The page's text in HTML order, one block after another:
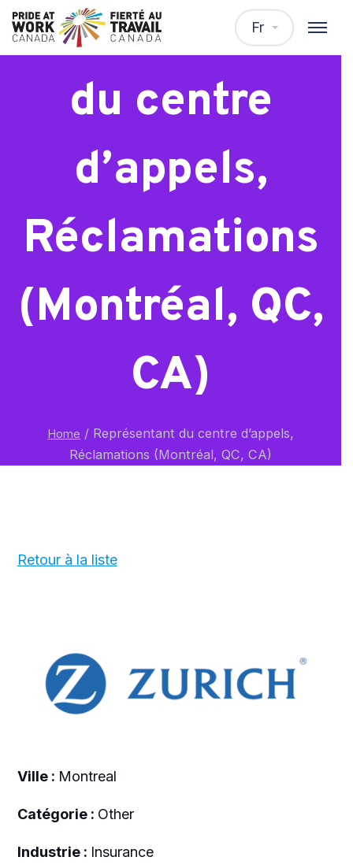
Fr
Représentant
du centre
d’appels,
Réclamations
(Montréal, QC,
CA)
Home / Représentant du centre d’appels,
Réclamations (Montréal, QC, CA)
Retour à la liste
Ville : Montreal
Catégorie : Other
Industrie : Insurance